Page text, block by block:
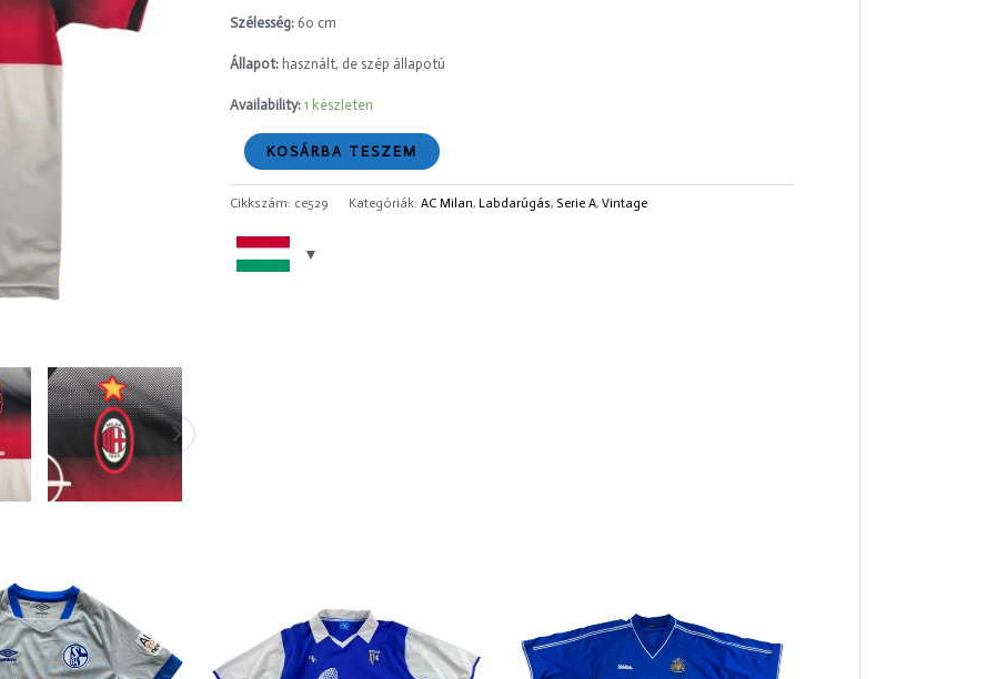
Szélesség: 60 cm
Állapot:használt, de szép állapotú
Availability: 1 készleten
es
KOSÁRBA TESZEM
Cikkszám: ce529 Kategóriák: AC Milan, Labdarúgás, Serie A, Vintage